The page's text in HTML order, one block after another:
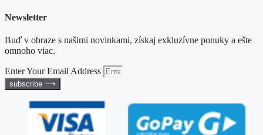
Newsletter
Buď v obraze s našimi novinkami, získaj exkluzívne ponuky a ešte
omnoho viac.
Enter Your Email Address
subscribe ⟶